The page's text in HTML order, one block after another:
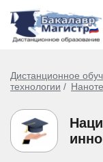
Дистанционное
технологии